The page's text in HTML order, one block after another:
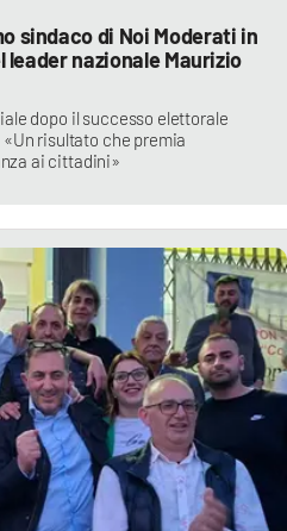
sindaco di Noi Moderati in
nazionale Maurizio
dopo il successo elettorale
risultato che premia
ai cittadini»